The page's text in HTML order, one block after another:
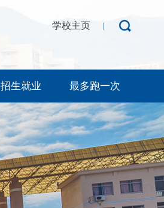
学校主页
招生就业 最多跑一次